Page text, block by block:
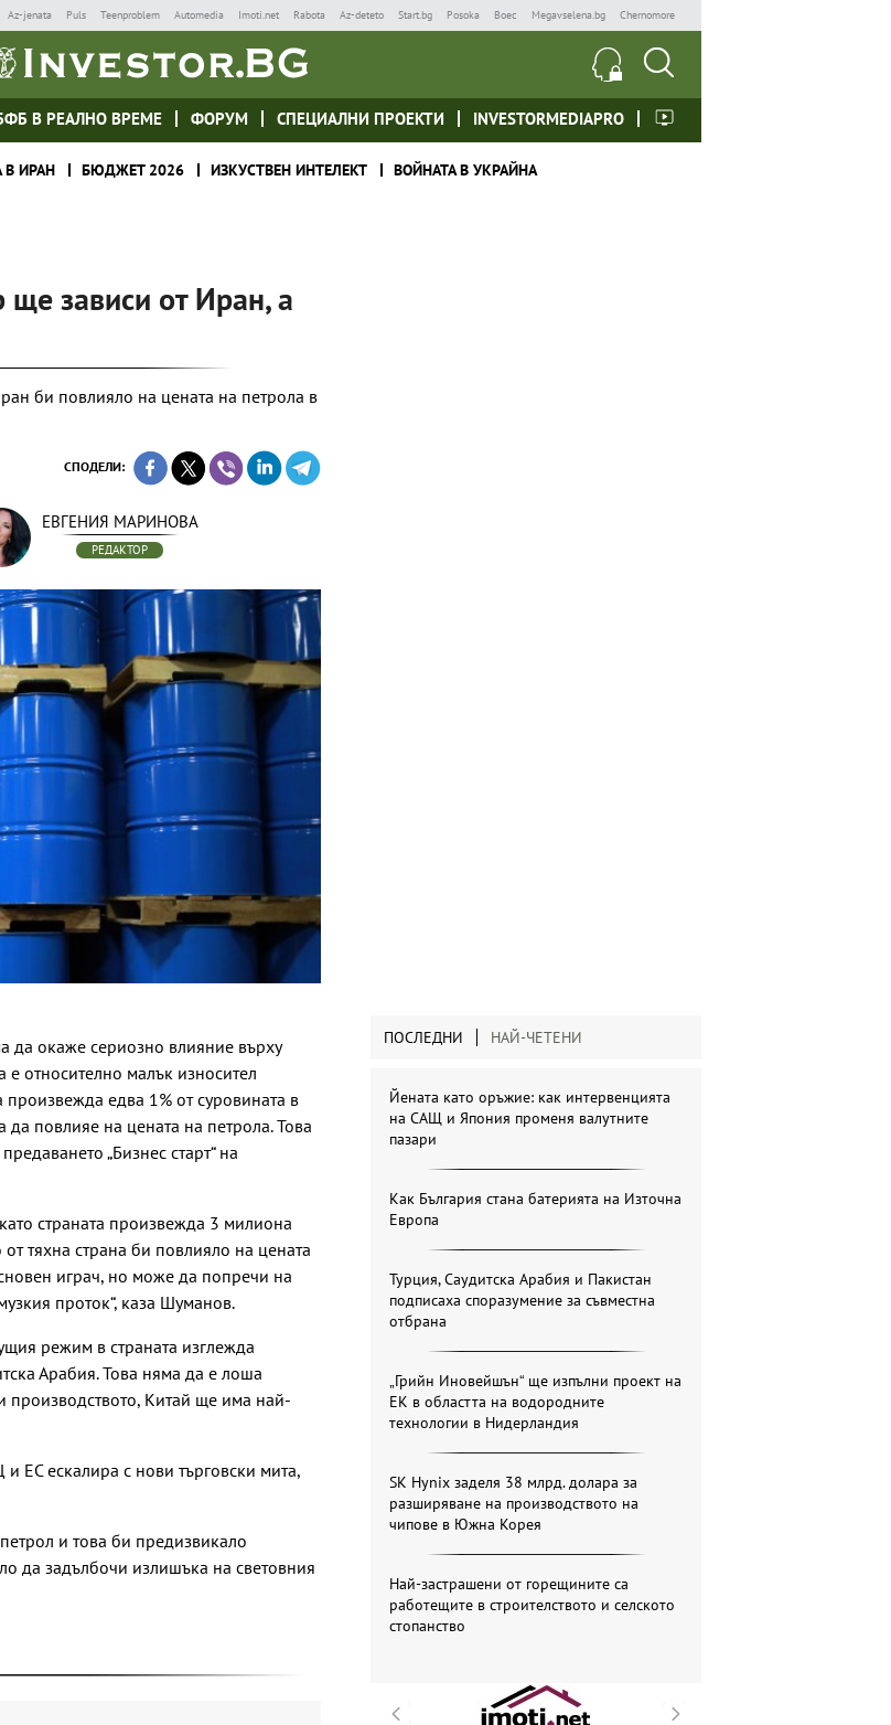
Az-jenata Puls Teenproblem Automedia Imoti.net Rabota Az-deteto Start.bg Posoka Boec Megavselena.bg Chernomore
В РЕАЛНО ВРЕМЕ ФОРУМ СПЕЦИАЛНИ ПРОЕКТИ INVESTORMEDIAPRO
В ИРАН БЮДЖЕТ 2026 ИЗКУСТВЕН ИНТЕЛЕКТ ВОЙНАТА В УКРАЙНА
зависи от Иран, а
би повлияло на цената на петрола в
СПОДЕЛИ:
ЕВГЕНИЯ МАРИНОВА
РЕДАКТОР
да окаже сериозно влияние върху
е относително малък износител
едва 1% от суровината в
повлияе на цената на петрола. Това
„Бизнес старт“ на
страната произвежда 3 милиона
тяхна страна би повлияло на цената
играч, но може да попречи на
проток“, каза Шуманов.
режим в страната изглежда
Арабия. Това няма да е лоша
производството, Китай ще има най-
ЕС ескалира с нови търговски мита,
и това би предизвикало
да задълбочи излишъка на световния
ПОСЛЕДНИ НАЙ-ЧЕТЕНИ
Йената като оръжие: как интервенцията
на САЩ и Япония променя валутните
пазари
Как България стана батерията на Източна
Европа
Турция, Саудитска Арабия и Пакистан
подписаха споразумение за съвместна
отбрана
„Грийн Иновейшън“ ще изпълни проект на
ЕК в областта на водородните
технологии в Нидерландия
SK Hynix заделя 38 млрд. долара за
разширяване на производството на
чипове в Южна Корея
Най-застрашени от горещините са
работещите в строителството и селското
стопанство